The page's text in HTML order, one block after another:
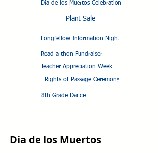
Dia de los Muertos Celebration
Plant Sale
Longfellow Information Night
Read-a-thon Fundraiser
Teacher Appreciation Week
Rights of Passage Ceremony
8th Grade Dance
Dia de los Muertos